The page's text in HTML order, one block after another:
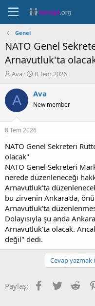
Genel
NATO Genel
Arnavutluk'ta
K
n
b
u
u
b
a
l
a
t
a
n
Ava
B
ş
a
g
ı
ç
r
i
h
i
8 Tem 2026
A Ava
New member
8 Tem 2026
NATO Genel Sekreteri
olacak"
NATO Genel Sekreteri
nerede düzenleneceği
Arnavutluk'ta
bu zirvenin Ankara'da,
Arnavutluk'ta
Dolayısıyla şu anda
Arnavutluk'ta olacak.
değil" dedi.
Cevap yazmak
Paylaş: Facebook
Twitter